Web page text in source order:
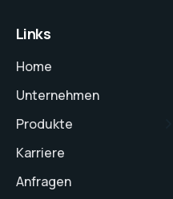
Links
Home
Unternehmen
Produkte
Karriere
Anfragen